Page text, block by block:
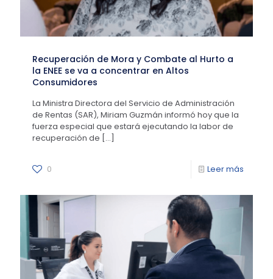
Recuperación de Mora y Combate al Hurto a
la ENEE se va a concentrar en Altos
Consumidores
La Ministra Directora del Servicio de Administración
de Rentas (SAR), Miriam Guzmán informó hoy que la
fuerza especial que estará ejecutando la labor de
recuperación de […]
0 Leer más